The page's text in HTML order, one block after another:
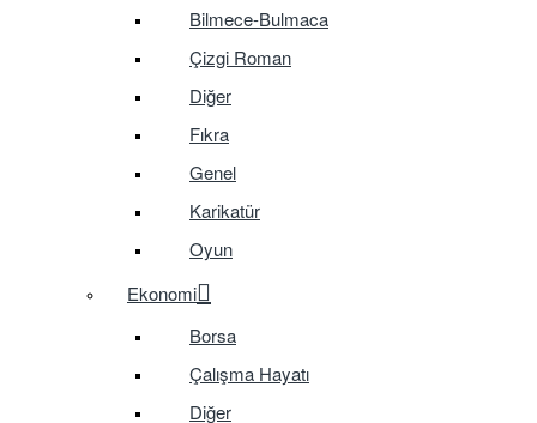
Bilmece-Bulmaca
Çizgi Roman
Diğer
Fıkra
Genel
Karikatür
Oyun
Ekonomi
Borsa
Çalışma Hayatı
Diğer